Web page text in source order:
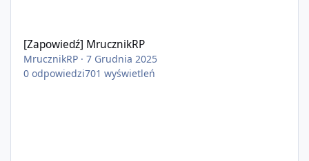
[Zapowiedź] MrucznikRP
MrucznikRP ·7 Grudnia 2025
0 odpowiedzi701 wyświetleń